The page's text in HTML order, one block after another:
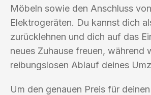
Möbeln sowie den Anschluss von
Elektrogeräten. Du kannst dich
zurücklehnen und dich auf das
neues Zuhause freuen, während
reibungslosen Ablauf deines
Um den genauen Preis für